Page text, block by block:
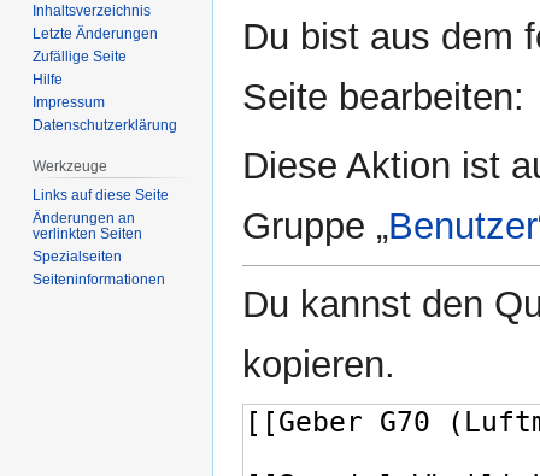
Navigation
Suche
Du bist aus dem
Seite bearbeiten:
Diese Aktion ist
Gruppe „Benutzer
Du kannst den
kopieren.
Inhaltsverzeichnis
Letzte Änderungen
Zufällige Seite
Hilfe
Impressum
Datenschutzerklärung
Werkzeuge
Links auf diese Seite
Änderungen an
verlinkten Seiten
Spezialseiten
Seiten­informationen